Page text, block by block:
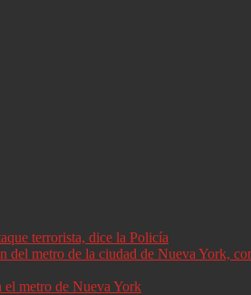
terrorista, dice la Policía
el metro de Nueva York